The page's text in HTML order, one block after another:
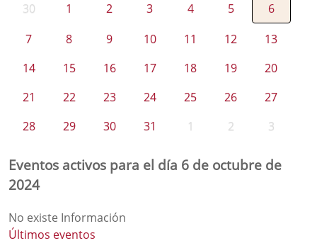
30 1 2 3 4 5
6
7
8 9 10 11 12
13
14
15 16 17 18 19
20
21
22 23 24 25 26
27
28
29 30 31 1 2 3
Eventos activos para el día 6 de octubre de
2024
No existe Información
Últimos eventos